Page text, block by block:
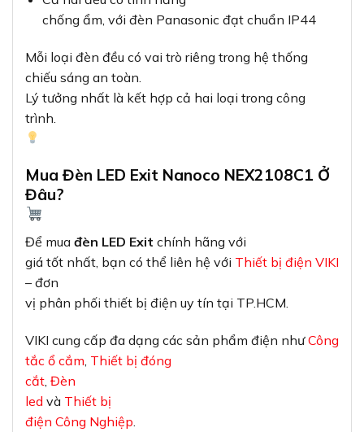
chống ẩm, với đèn Panasonic đạt chuẩn IP44
Mỗi loại đèn đều có vai trò riêng trong hệ thống
chiếu sáng an toàn.
Lý tưởng nhất là kết hợp cả hai loại trong công
trình.
Mua Đèn LED Exit Nanoco NEX2108C1 Ở
Đâu?
Để mua đèn LED Exit chính hãng với
giá tốt nhất, bạn có thể liên hệ với Thiết bị điện VIKI
– đơn
vị phân phối thiết bị điện uy tín tại TP.HCM.
VIKI cung cấp đa dạng các sản phẩm điện nhưCông
tắc ổ cắm Thiết bị đóng
cắt Đèn
led và Thiết bị
điện Công Nghiệp